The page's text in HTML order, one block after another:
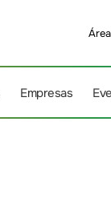
Empresas